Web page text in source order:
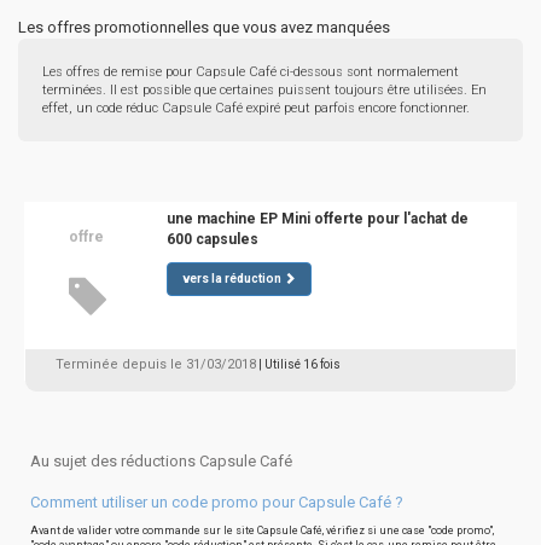
Les offres promotionnelles que vous avez manquées
Les offres de remise pour Capsule Café ci-dessous sont normalement
terminées. Il est possible que certaines puissent toujours être utilisées. En
effet, un code réduc Capsule Café expiré peut parfois encore fonctionner.
offre
une machine EP Mini offerte pour l'achat de
600 capsules
vers la réduction
Terminée depuis le 31/03/2018 | Utilisé 16 fois
Au sujet des réductions Capsule Café
Comment utiliser un code promo pour Capsule Café ?
Avant de valider votre commande sur le site Capsule Café, vérifiez si une case "code promo",